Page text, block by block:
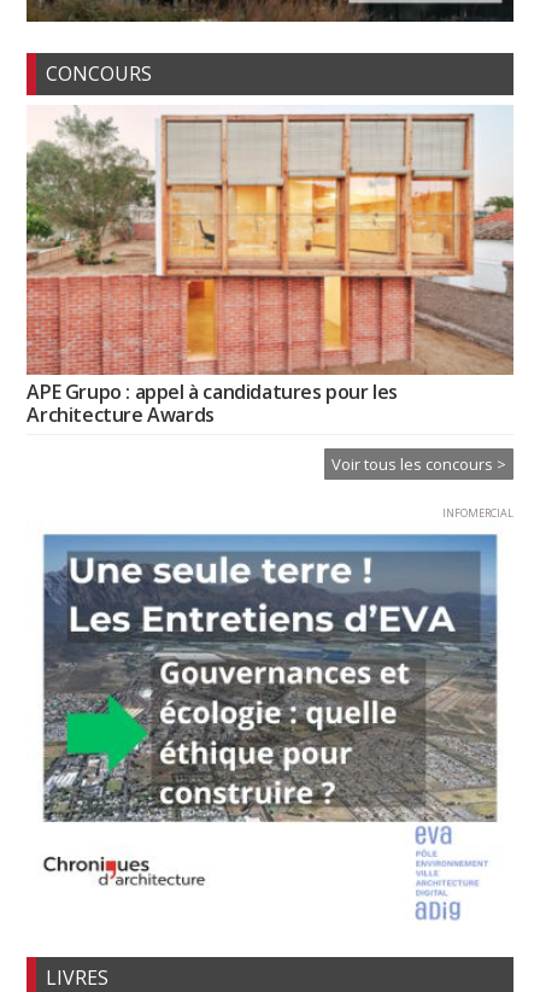
CONCOURS
APE Grupo : appel à candidatures pour les
Architecture Awards
Voir tous les concours >
INFOMERCIAL
LIVRES